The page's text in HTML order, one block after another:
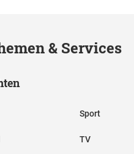
& Services
Sport
TV